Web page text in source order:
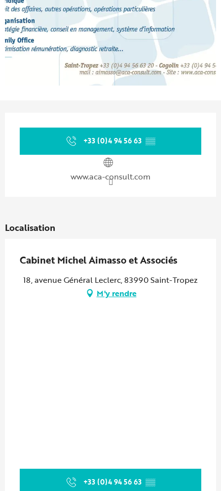
+33 (0)4 94 56 63 ▒▒
www.aca-consult.com
Localisation
Cabinet Michel Aimasso et Associés
18, avenue Général Leclerc, 83990 Saint-Tropez
M'y rendre
+33 (0)4 94 56 63 ▒▒